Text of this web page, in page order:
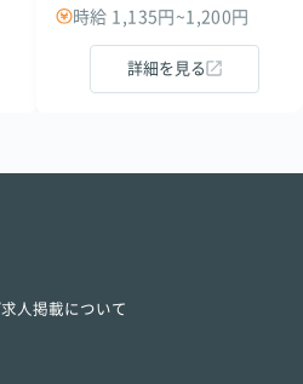
時給 1,135円~1,200円
詳細を見る
求人掲載について